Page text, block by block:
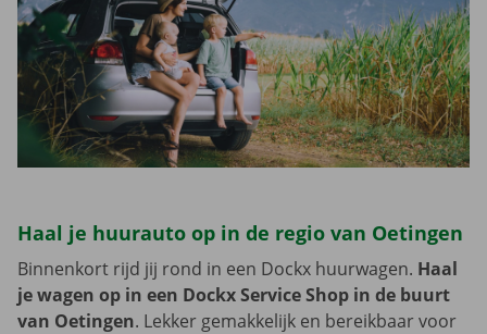
Haal je huurauto op in de regio van Oetingen
Binnenkort rijd jij rond in een Dockx huurwagen. Haal
je wagen op in een Dockx Service Shop in de buurt
van Oetingen. Lekker gemakkelijk en bereikbaar voor